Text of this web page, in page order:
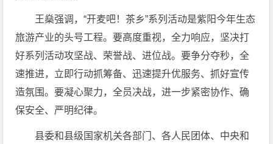
王燊强调，“开麦吧！茶乡”系列活动是紫阳今年生态
旅游产业的头号工程。要高度重视，全力响应，坚决打
好系列活动攻坚战、荣誉战、进位战。要争分夺秒，全
速推进，立即行动抓筹备、迅速提升优服务、抓好宣传
造氛围。要凝心聚力，全员决战，进一步紧密协作、确
保安全、严明纪律。
县委和县级国家机关各部门、各人民团体、中央和